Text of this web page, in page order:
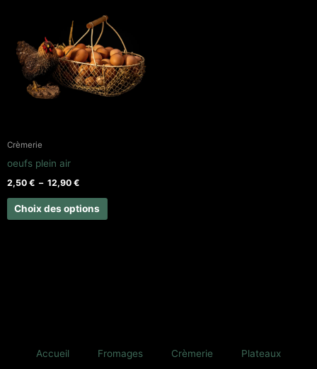
Crèmerie
oeufs plein air
2,50 € – 12,90 €
prix :
2,50 €
à
12,90 €
Choix des options
produit
a
plusieurs
variations.
Les
Accueil Fromages Crèmerie Plateaux